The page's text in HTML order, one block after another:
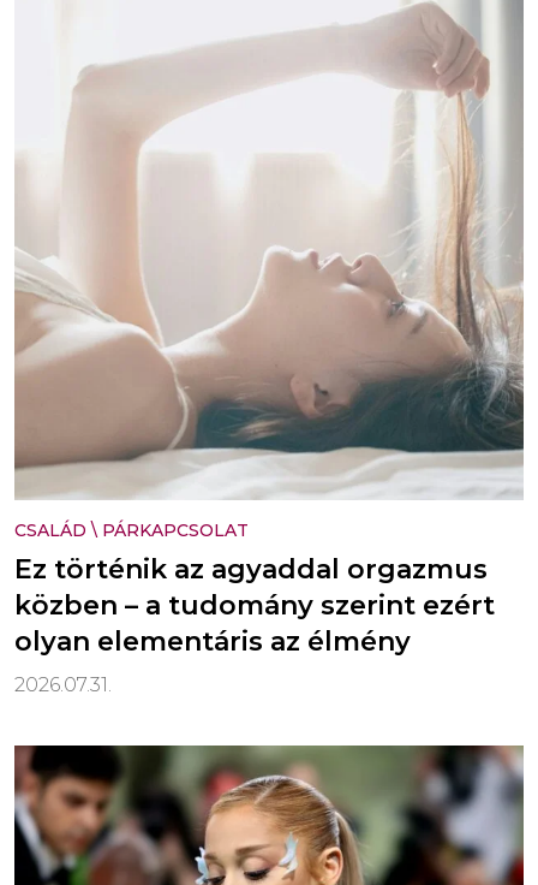
CSALÁD \ PÁRKAPCSOLAT
Ez történik az agyaddal orgazmus
közben – a tudomány szerint ezért
olyan elementáris az élmény
2026.07.31.